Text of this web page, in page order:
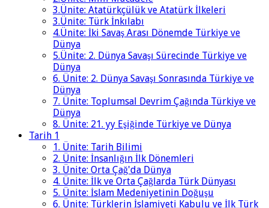
3.Ünite: Atatürkçülük ve Atatürk İlkeleri
3.Ünite: Türk İnkılabı
4.Ünite: İki Savaş Arası Dönemde Türkiye ve
Dünya
5.Ünite: 2. Dünya Savaşı Sürecinde Türkiye ve
Dünya
6. Ünite: 2. Dünya Savaşı Sonrasında Türkiye ve
Dünya
7. Ünite: Toplumsal Devrim Çağında Türkiye ve
Dünya
8. Ünite: 21. yy Eşiğinde Türkiye ve Dünya
Tarih 1
1. Ünite: Tarih Bilimi
2. Ünite: İnsanlığın İlk Dönemleri
3. Ünite: Orta Çağ'da Dünya
4. Ünite: İlk ve Orta Çağlarda Türk Dünyası
5. Ünite: İslam Medeniyetinin Doğuşu
6. Ünite: Türklerin İslamiyeti Kabulu ve İlk Türk